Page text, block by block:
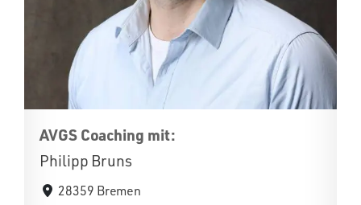
AVGS Coaching mit:
Philipp Bruns
28359 Bremen